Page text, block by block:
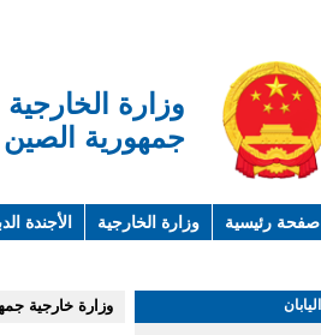
وزارة الخارجية
جمهورية الصين
صفحة رئيسية وزارة الخارجية الأجندة
اليابان وزارة خارجية